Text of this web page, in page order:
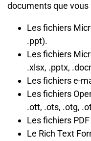
documents que vous
Les fichiers
.ppt).
Les fichiers
.xlsx, .pptx,
Les fichiers e-
Les fichiers
.ott, .ots, .otg,
Les fichiers
Le Rich Text